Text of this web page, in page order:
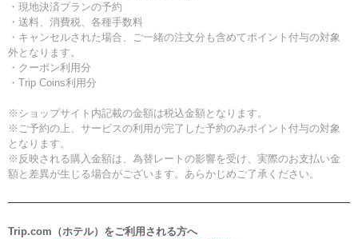
・現地決済プランの予約
・送料、消費税、各種手数料
・キャンセルされた場合、ご一緒の注文分も含めてポイント付与の対象
外となります。
・クーポン利用分
・Trip Coins利用分
※ショップサイト内記載の金額は税込金額となります。
※ご予約の上、サービスの利用が完了した予約のみポイント付与の対象
となります。
※反映される購入金額は、為替レートの影響を受け、実際のお支払い金
額と差異が生じる場合がございます。あらかじめご了承ください。
Trip.com（ホテル）をご利用される方へ